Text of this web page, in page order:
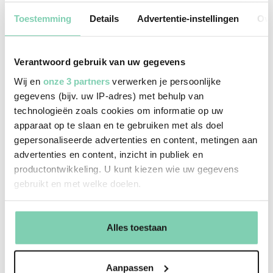
Toestemming Details Advertentie-instellingen
Verantwoord gebruik van uw gegevens
Wij en onze 3 partnersverwerken je persoonlijke
gegevens (bijv. uw IP-adres) met behulp van
technologieën zoals cookies om informatie op uw
apparaat op te slaan en te gebruiken met als doel
gepersonaliseerde advertenties en content, metingen aan
advertenties en content, inzicht in publiek en
productontwikkeling. U kunt kiezen wie uw gegevens
gebruikt en met welke doelen.
Als u het toestaat, willen we ook graag:
Informatie verzamelen over uw geografische
locatie, die tot een paar meter nauwkeurig kan zijn
Alles toestaan
Aanpassen
Hoeveel klanten beheer je gemiddeld?
klanten dan een portefeuille van eenmanszaken.
We stemmen het af op je ervaring en op jouw
groeiverhaal, niet op een vooraf vastgelegd
quotum.
Wat is de typische klant van by Watson?
Kmo's, zelfstandigen en vrije beroepen,
hoofdzakelijk in West- en Oost-Vlaanderen.
vennootschappen. Wat ze gemeen hebben: ze
Is thuiswerk mogelijk?